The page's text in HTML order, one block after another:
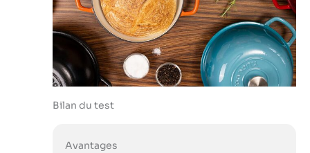
Bilan du test
Avantages